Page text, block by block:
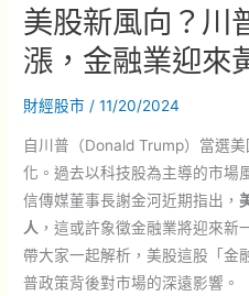
美股新風向？川
漲，金融業迎來
財經股市 /11/20/2024
自川普（Donald Trump）當選
化。過去以科技股為主導的市場
信傳媒董事長謝金河近期指出，
人 ，這或許象徵金融業將迎來新
帶大家一起解析，美股這股「金
普政策背後對市場的深遠影響。